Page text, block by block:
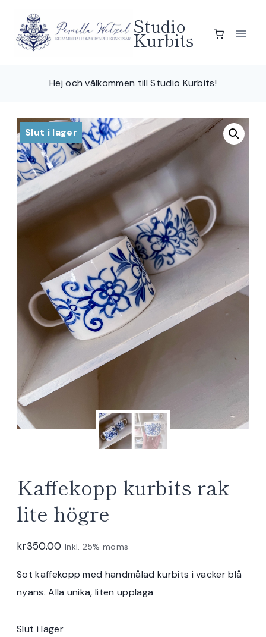
content
Studio
Kurbits
Hej och välkommen till Studio Kurbits!
Slut i lager
Kaffekopp kurbits rak
lite högre
kr350.00 Inkl. 25% moms
Söt kaffekopp med handmålad kurbits i vacker blå
nyans. Alla unika, liten upplaga
Slut i lager